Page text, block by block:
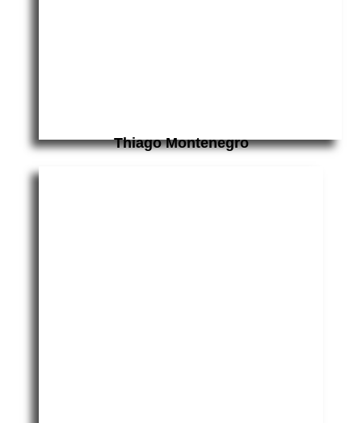
Thiago Montenegro